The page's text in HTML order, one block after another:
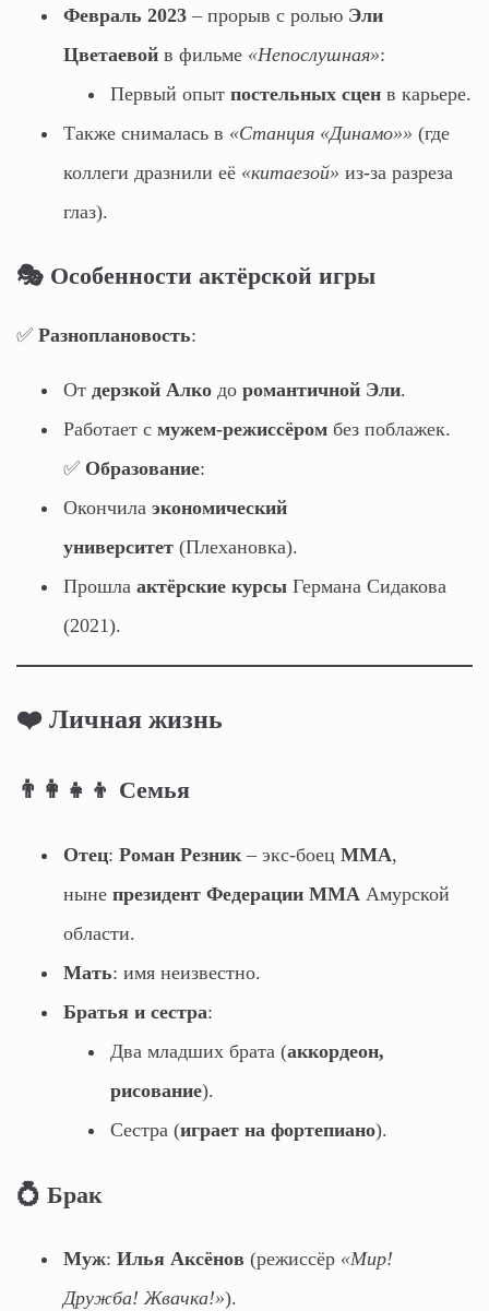
Февраль 2023 – прорыв с ролью Эли
Цветаевой в фильме «Непослушная»:
Первый опыт постельных сцен в карьере.
Также снималась в «Станция «Динамо»» (где
коллеги дразнили её «китаезой» из-за разреза
глаз).
🎭 Особенности актёрской игры
✅ Разноплановость:
От дерзкой Алко до романтичной Эли.
Работает с мужем-режиссёром без поблажек.
✅ Образование:
Окончила экономический
университет (Плехановка).
Прошла актёрские курсы Германа Сидакова
(2021).
❤️ Личная жизнь
👨‍👩‍👧‍👦 Семья
Отец: Роман Резник – экс-боец ММА,
ныне президент Федерации ММА Амурской
области.
Мать: имя неизвестно.
Братья и сестра:
Два младших брата (аккордеон,
рисование).
Сестра (играет на фортепиано).
💍 Брак
Муж: Илья Аксёнов (режиссёр «Мир!
Дружба! Жвачка!»).